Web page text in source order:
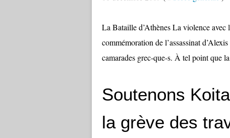
La Bataille d’Athènes La violence avec
commémoration de l’assassinat
camarades grec-que-s. À tel point que
Soutenons
la grève des